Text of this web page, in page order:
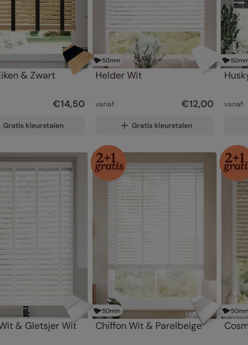
& Zwart
€14,50
Gratis kleurstalen
50mm
Helder Wit
vanaf: €12,00
Gratis kleurstalen
50
vanaf:
& Gletsjer Wit
50mm
Chiffon Wit & Parelbeige
50